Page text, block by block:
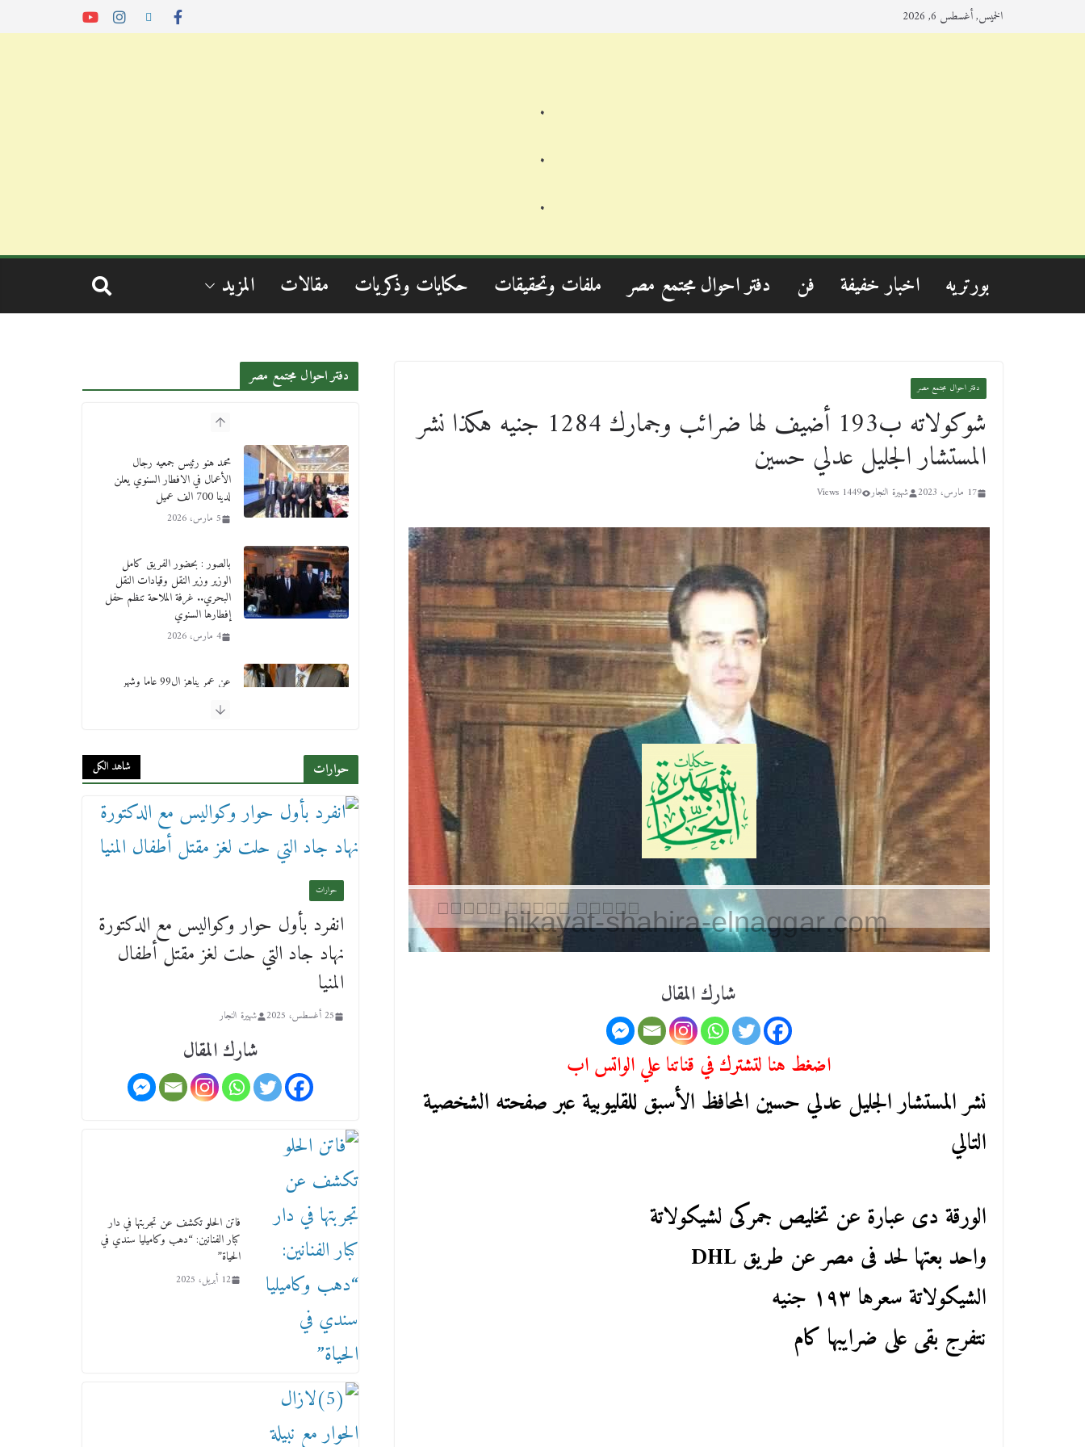
الخميس, أغسطس 6, 2026
.
.
.
بورتريه اخبار خفيفة فن دفتر احوال مجتمع مصر ملفات وتحقيقات حكايات وذكريات مقالات المزيد
دفتر احوال مجتمع مصر
شوكولاته ب193 أضيف لها ضرائب وجمارك 1284 جنيه هكذا نشر
المستشار الجليل عدلي حسين
17 مارس، 2023 شهيرة النجار 1449 Views
شارك المقال
اضغط هنا لتشترك في قناتنا علي الواتس اب
نشر المستشار الجليل عدلي حسين المحافظ الأسبق للقليوبية عبر صفحته الشخصية
التالي
الورقة دى عبارة عن تخليص جمركى لشيكولاتة
واحد بعتها لحد فى مصر عن طريق DHL
الشيكولاتة سعرها ١٩٣ جنيه
نتفرج بقى على ضرايبها كام
دفتر احوال مجتمع مصر
محمد هنو رئيس جمعيه رجال
الأعمال في الافطار السنوي يعلن
لدينا 700 الف عميل
5 مارس، 2026
بالصور : بحضور الفريق كامل
الوزير وزير النقل وقيادات النقل
البحري.. غرفة الملاحة تنظم حفل
إفطارها السنوي
4 مارس، 2026
عن عمر يناهز ال99 عاما وشهر
هدوء الأحد الماضي
ورحل أبو القانون الدولي هكذا نعي
المستشار سامح عبد الحكم استاذه
مفيد شهاب
لجنة النقل والمواصلات بمجلس
المنظومة .. ومصيلحي يطالب
بـ«لجان نوعية متخصصة» وربط
حوارات شاهد الكل
حوارات
انفرد بأول حوار وكواليس مع الدكتورة
نهاد جاد التي حلت لغز مقتل أطفال
المنيا
25 أغسطس، 2025 شهيرة النجار
شارك المقال
فاتن الحلو تكشف عن تجربتها في دار
كبار الفنانين: “دهب وكاميليا سندي في
الحياة”
12 أبريل، 2025